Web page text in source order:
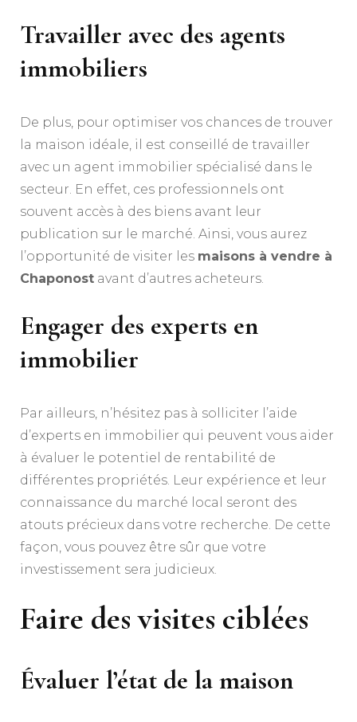
Travailler avec des agents
immobiliers
De plus, pour optimiser vos chances de trouver
la maison idéale, il est conseillé de travailler
avec un agent immobilier spécialisé dans le
secteur. En effet, ces professionnels ont
souvent accès à des biens avant leur
publication sur le marché. Ainsi, vous aurez
l’opportunité de visiter les maisons à vendre à
Chaponost avant d’autres acheteurs.
Engager des experts en
immobilier
Par ailleurs, n’hésitez pas à solliciter l’aide
d’experts en immobilier qui peuvent vous aider
à évaluer le potentiel de rentabilité de
différentes propriétés. Leur expérience et leur
connaissance du marché local seront des
atouts précieux dans votre recherche. De cette
façon, vous pouvez être sûr que votre
investissement sera judicieux.
Faire des visites ciblées
Évaluer l’état de la maison